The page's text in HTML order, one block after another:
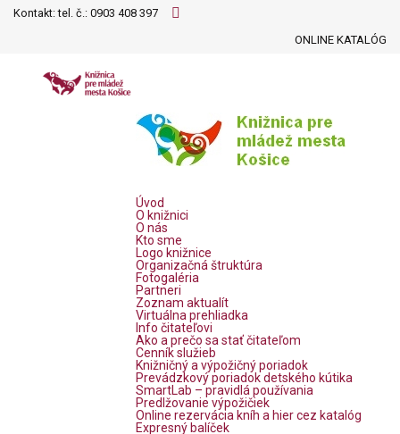
Kontakt: tel. č.: 0903 408 397
ONLINE KATALÓG
Úvod
O knižnici
O nás
Kto sme
Logo knižnice
Organizačná štruktúra
Fotogaléria
Partneri
Zoznam aktualít
Virtuálna prehliadka
Info čitateľovi
Ako a prečo sa stať čitateľom
Cenník služieb
Knižničný a výpožičný poriadok
Prevádzkový poriadok detského kútika
SmartLab – pravidlá používania
Predlžovanie výpožičiek
Online rezervácia kníh a hier cez katalóg
Expresný balíček